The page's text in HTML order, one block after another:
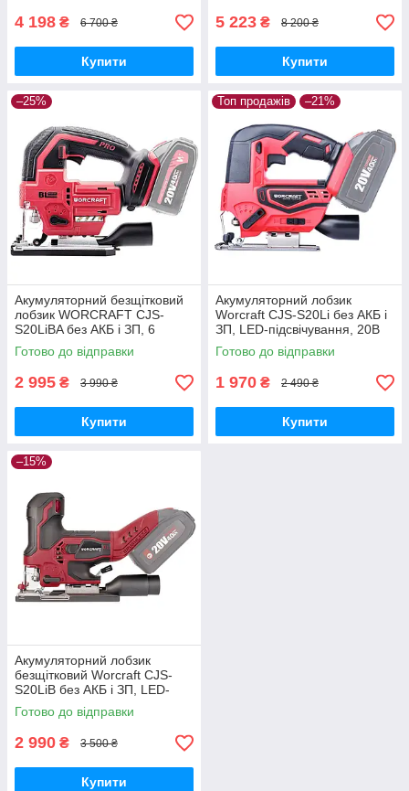
4 198 ₴ 6 700 ₴
Купити
5 223 ₴ 8 200 ₴
Купити
–25%
Акумуляторний безщітковий
лобзик WORCRAFT CJS-
S20LiBA без АКБ і ЗП, 6
швидкостей
Готово до відправки
2 995 ₴ 3 990 ₴
Купити
Топ продажів –21%
Акумуляторний лобзик
Worcraft CJS-S20Li без АКБ і
ЗП, LED-підсвічування, 20В
Готово до відправки
1 970 ₴ 2 490 ₴
Купити
–15%
Акумуляторний лобзик
безщітковий Worcraft CJS-
S20LiB без АКБ і ЗП, LED-
підсвічування, 20В
Готово до відправки
2 990 ₴ 3 500 ₴
Купити